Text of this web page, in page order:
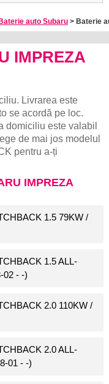
Baterie auto Subaru > Baterie
IMPREZA
Livrarea este
se acordă pe loc.
domiciliu este valabil
de mai jos modelul
pentru a-ți
IMPREZA
1.5 79KW /
1.5 ALL-
02 - -)
2.0 110KW /
2.0 ALL-
01 - -)